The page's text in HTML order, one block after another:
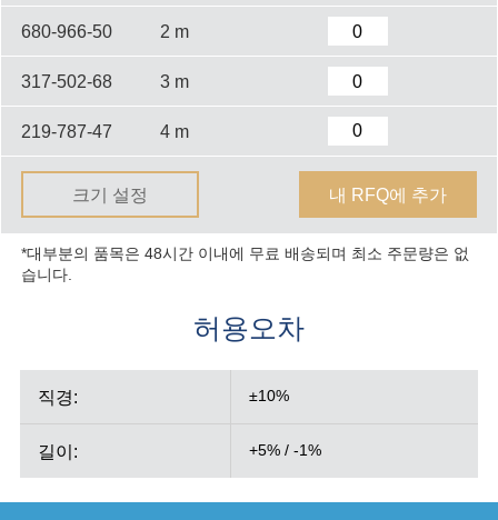
680-966-50 2 m
317-502-68 3 m
219-787-47 4 m
크기 설정 내 RFQ에 추가
*대부분의 품목은 48시간 이내에 무료 배송되며 최소 주문량은 없
습니다.
허용오차
직경: ±10%
길이: +5% / -1%